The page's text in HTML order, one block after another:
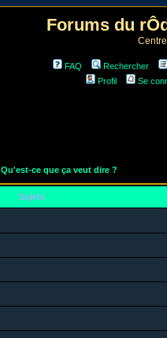
Forums du
FAQ Rechercher
Profil
Se
Qu'est-ce que ça veut dire ?
Sujets